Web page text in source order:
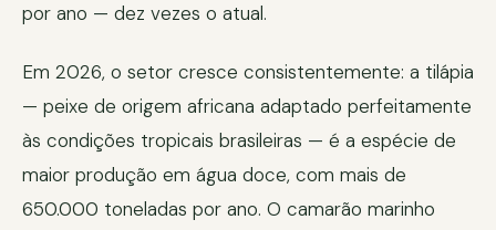
por ano — dez vezes o atual.
Em 2026, o setor cresce consistentemente: a tilápia
— peixe de origem africana adaptado perfeitamente
às condições tropicais brasileiras — é a espécie de
maior produção em água doce, com mais de
650.000 toneladas por ano. O camarão marinho